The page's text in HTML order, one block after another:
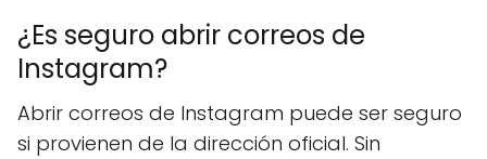
¿Es seguro abrir correos de
Instagram?
Abrir correos de Instagram puede ser seguro
si provienen de la dirección oficial. Sin